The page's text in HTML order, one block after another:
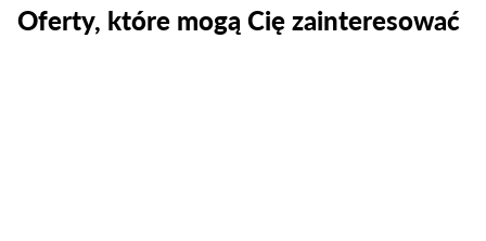
Oferty, które mogą Cię zainteresować